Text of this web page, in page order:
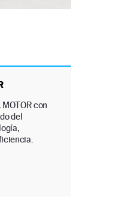
con
del